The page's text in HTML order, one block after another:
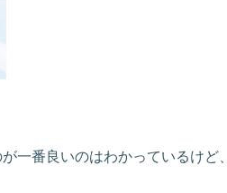
一番良いのはわかっているけど、